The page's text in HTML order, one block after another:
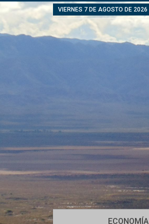
VIERNES 7 DE AGOSTO DE 2026
ECONOMÍA